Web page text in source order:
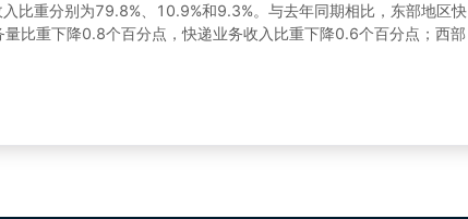
比重分别为79.8%、10.9%和9.3%。与去年同期相比，东部地区快
比重下降0.8个百分点，快递业务收入比重下降0.6个百分点；西部